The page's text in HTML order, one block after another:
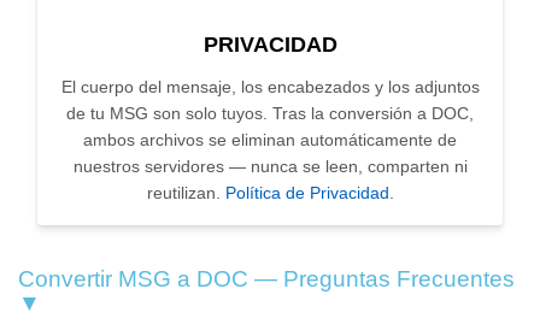
PRIVACIDAD
El cuerpo del mensaje, los encabezados y los adjuntos
de tu MSG son solo tuyos. Tras la conversión a DOC,
ambos archivos se eliminan automáticamente de
nuestros servidores — nunca se leen, comparten ni
reutilizan. Política de Privacidad
Convertir MSG a DOC — Preguntas Frecuentes
▼